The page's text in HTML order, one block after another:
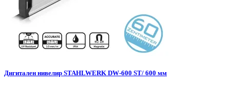
Дигитален нивелир STAHLWERK DW-600 ST/ 600 мм